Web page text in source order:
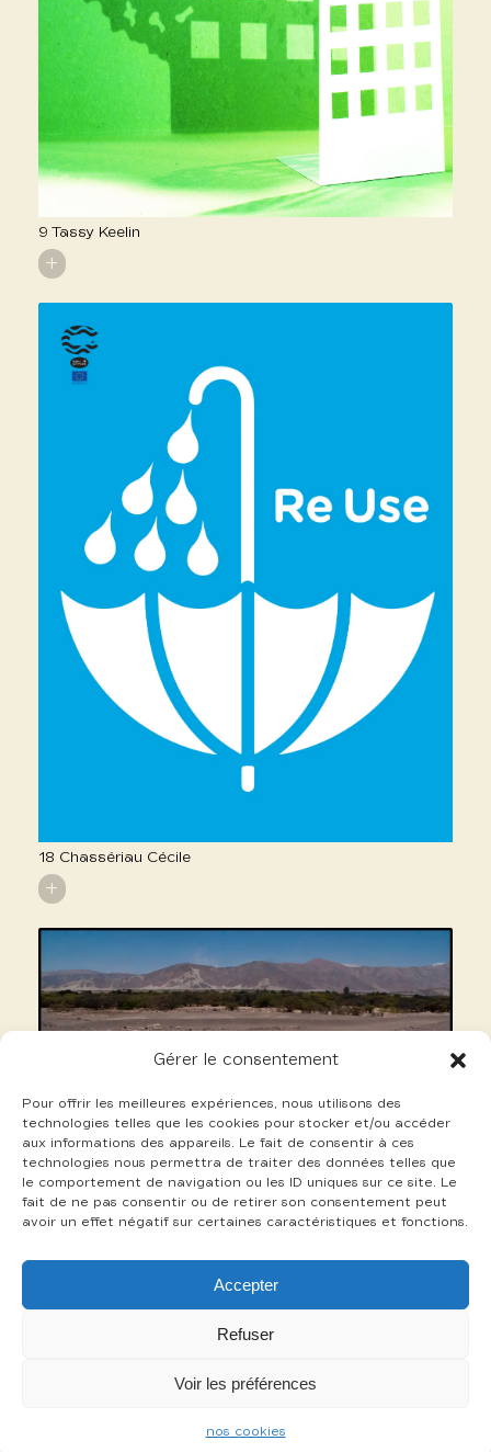
Gérer le consentement
Pour offrir les meilleures expériences, nous utilisons des
technologies telles que les cookies pour stocker et/ou accéder
aux informations des appareils. Le fait de consentir à ces
technologies nous permettra de traiter des données telles que
le comportement de navigation ou les ID uniques sur ce site. Le
fait de ne pas consentir ou de retirer son consentement peut
avoir un effet négatif sur certaines caractéristiques et fonctions.
Accepter
Refuser
Voir les préférences
nos cookies
9 Tassy Keelin
+
18 Chassériau Cécile
+
15 Perrin Gilles
cookies